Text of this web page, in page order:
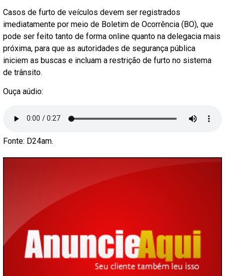
Casos de furto de veículos devem ser registrados
imediatamente por meio de Boletim de Ocorrência (BO), que
pode ser feito tanto de forma online quanto na delegacia mais
próxima, para que as autoridades de segurança pública
iniciem as buscas e incluam a restrição de furto no sistema
de trânsito.
Ouça aúdio:
Fonte: D24am.